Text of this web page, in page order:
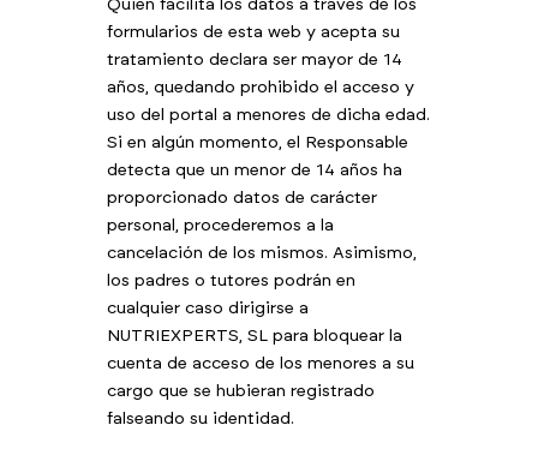
Quien facilita los datos a través de los
formularios de esta web y acepta su
tratamiento declara ser mayor de 14
años, quedando prohibido el acceso y
uso del portal a menores de dicha edad.
Si en algún momento, el Responsable
detecta que un menor de 14 años ha
proporcionado datos de carácter
personal, procederemos a la
cancelación de los mismos. Asimismo,
los padres o tutores podrán en
cualquier caso dirigirse a
NUTRIEXPERTS, SL para bloquear la
cuenta de acceso de los menores a su
cargo que se hubieran registrado
falseando su identidad.